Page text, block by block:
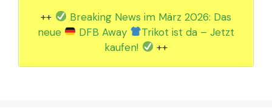
++
Breaking News im März 2026: Das
neue
DFB Away
Trikot ist da – Jetzt
kaufen!
++